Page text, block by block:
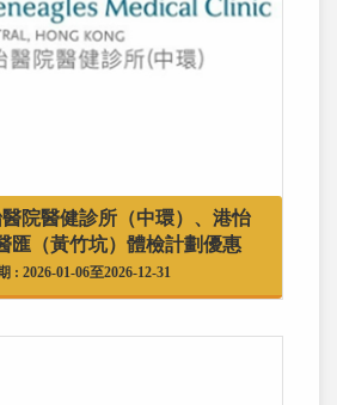
院醫健診所（中環）、港怡
匯（黃竹坑）體檢計劃優惠
: 2026-01-06至2026-12-31